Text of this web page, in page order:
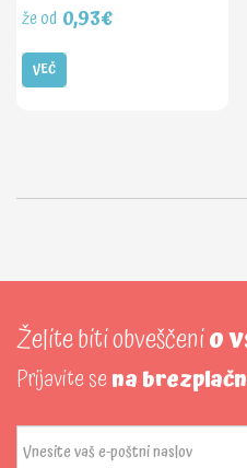
že od 0,93€
VEČ
Želite biti obveščenio
Prijavite sena